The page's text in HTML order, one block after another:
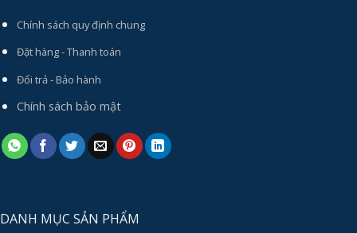
Chính sách quy định chung
Đặt hàng - Thanh toán
Đổi trả - Bảo hành
Chính sách bảo mật
DANH MỤC SẢN PHẨM